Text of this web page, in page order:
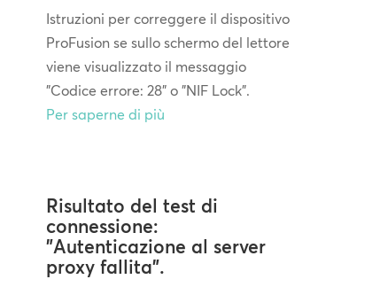
Istruzioni per correggere il dispositivo
ProFusion se sullo schermo del lettore
viene visualizzato il messaggio
"Codice errore: 28" o "NIF Lock".
Per saperne di più
Risultato del test di
connessione:
"Autenticazione al server
proxy fallita".